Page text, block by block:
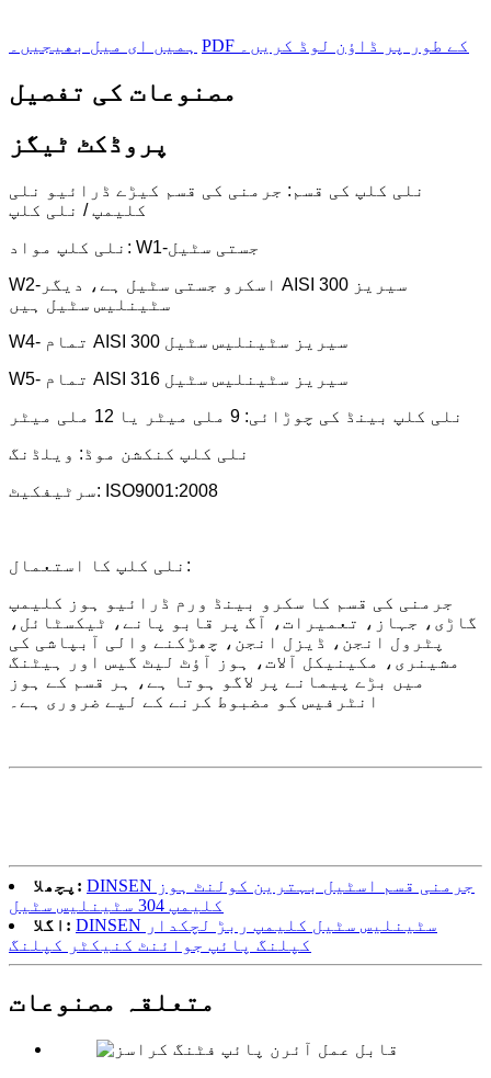
ہمیں ای میل بھیجیں۔ PDF کے طور پر ڈاؤن لوڈ کریں۔
مصنوعات کی تفصیل
پروڈکٹ ٹیگز
نلی کلپ کی قسم: جرمنی کی قسم کیڑے ڈرائیو نلی
کلیمپ / نلی کلپ
نلی کلپ مواد: W1-جستی سٹیل
W2-اسکرو جستی سٹیل ہے، دیگر AISI 300 سیریز
سٹینلیس سٹیل ہیں
W4- تمام AISI 300 سیریز سٹینلیس سٹیل
W5- تمام AISI 316 سیریز سٹینلیس سٹیل
نلی کلپ بینڈ کی چوڑائی: 9 ملی میٹر یا 12 ملی میٹر
نلی کلپ کنکشن موڈ: ویلڈنگ
سرٹیفکیٹ: ISO9001:2008
نلی کلپ کا استعمال:
جرمنی کی قسم کا سکرو بینڈ ورم ڈرائیو ہوز کلیمپ
گاڑی، جہاز، تعمیرات، آگ پر قابو پانے، ٹیکسٹائل،
پٹرول انجن، ڈیزل انجن، چھڑکنے والی آبپاشی کی
مشینری، مکینیکل آلات، ہوز آؤٹ لیٹ گیس اور ہیٹنگ
میں بڑے پیمانے پر لاگو ہوتا ہے، ہر قسم کے ہوز
انٹرفیس کو مضبوط کرنے کے لیے ضروری ہے۔
پچھلا: DINSEN جرمنی قسم اسٹیل بہترین کولنٹ ہوز
کلیمپ 304 سٹینلیس سٹیل
اگلا: DINSEN سٹینلیس سٹیل کلیمپ ربڑ لچکدار
کپلنگ پائپ جوائنٹ کنیکٹر کپلنگ
متعلقہ مصنوعات